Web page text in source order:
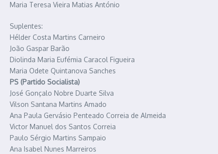
Maria Teresa Vieira Matias António
Suplentes:
Hélder Costa Martins Carneiro
João Gaspar Barão
Diolinda Maria Eufémia Caracol Figueira
Maria Odete Quintanova Sanches
PS (Partido Socialista)
José Gonçalo Nobre Duarte Silva
Vilson Santana Martins Amado
Ana Paula Gervásio Penteado Correia de Almeida
Victor Manuel dos Santos Correia
Paulo Sérgio Martins Sampaio
Ana Isabel Nunes Marreiros